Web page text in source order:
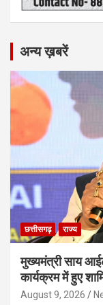
अन्य ख़बरें
छत्तीसगढ़ राज्य
मुख्यमंत्री साय
कार्यक्रम में हुए
August 9, 2026